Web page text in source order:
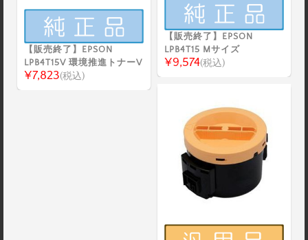
【販売終了】EPSON
LPB4T15 Mサイズ
¥9,574(税込)
【販売終了】EPSON
LPB4T15V 環境推進トナーV
¥7,823(税込)